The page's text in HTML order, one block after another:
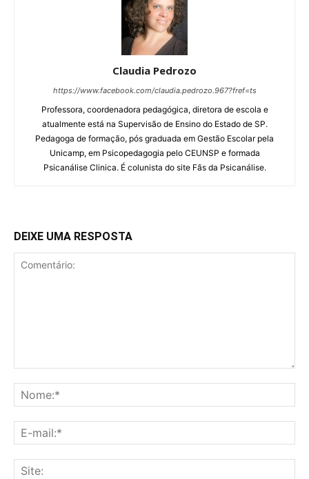
Claudia Pedrozo
https://www.facebook.com/claudia.pedrozo.967?fref=ts
Professora, coordenadora pedagógica, diretora de escola e
atualmente está na Supervisão de Ensino do Estado de SP.
Pedagoga de formação, pós graduada em Gestão Escolar pela
Unicamp, em Psicopedagogia pelo CEUNSP e formada
Psicanálise Clinica. É colunista do site Fãs da Psicanálise.
DEIXE UMA RESPOSTA